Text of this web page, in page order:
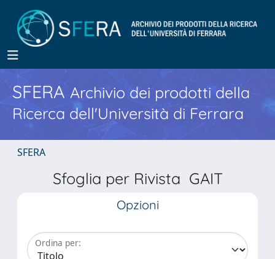
SFERA Archivio dei prodotti della
Ricerca dell'Università di Ferrara
SFERA
Sfoglia per Rivista GAIT
Opzioni
Ordina per: